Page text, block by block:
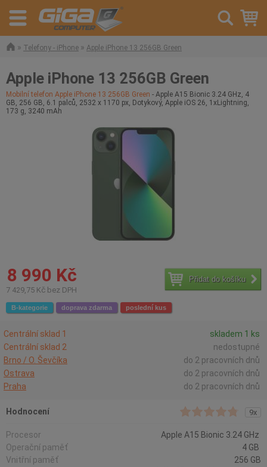
» Telefony - iPhone » Apple iPhone 13 256GB Green
Apple iPhone 13 256GB Green
Mobilní telefon Apple iPhone 13 256GB Green - Apple A15 Bionic 3.24 GHz, 4
GB, 256 GB, 6.1 palců, 2532 x 1170 px, Dotykový, Apple iOS 26, 1xLightning,
173 g, 3240 mAh
8 990 Kč
7 429,75 Kč bez DPH
Přidat do košíku
B-kategorie doprava zdarma poslední kus
Centrální sklad 1
skladem 1 ks
Centrální sklad 2
nedostupné
Brno / O. Ševčíka
do 2 pracovních dnů
Ostrava
do 2 pracovních dnů
Praha
do 2 pracovních dnů
Hodnocení 9x
Procesor
Apple A15 Bionic 3.24 GHz
Operační paměť
4 GB
Vnitřní paměť
256 GB